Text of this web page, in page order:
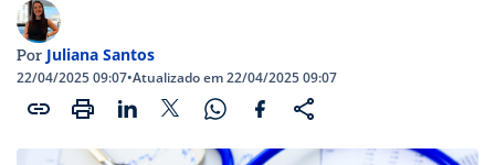
Por Juliana Santos
22/04/2025 09:07•Atualizado em 22/04/2025 09:07